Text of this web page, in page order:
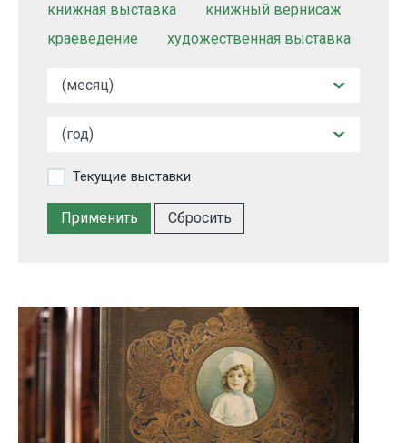
книжная выставка
книжный вернисаж
краеведение
художественная выставка
Текущие выставки
Сбросить